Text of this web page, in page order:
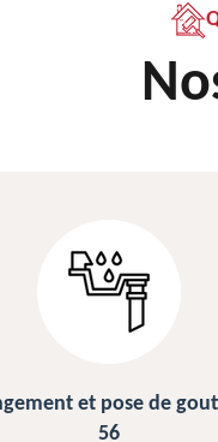
Nettoyage de toiture 56